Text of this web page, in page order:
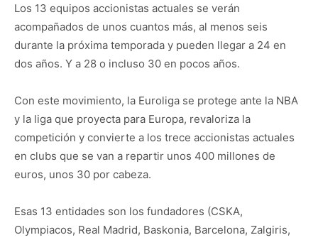
Los 13 equipos accionistas actuales se verán
acompañados de unos cuantos más, al menos seis
durante la próxima temporada y pueden llegar a 24 en
dos años. Y a 28 o incluso 30 en pocos años.
Con este movimiento, la Euroliga se protege ante la NBA
y la liga que proyecta para Europa, revaloriza la
competición y convierte a los trece accionistas actuales
en clubs que se van a repartir unos 400 millones de
euros, unos 30 por cabeza.
Esas 13 entidades son los fundadores (CSKA,
Olympiacos, Real Madrid, Baskonia, Barcelona, Zalgiris,